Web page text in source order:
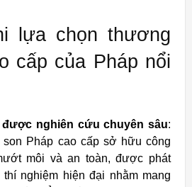
lựa chọn thương
cấp của Pháp nổi
nghiên cứu chuyên sâu:
Pháp cao cấp sở hữu công
môi và an toàn, được phát
nghiệm hiện đại nhằm mang